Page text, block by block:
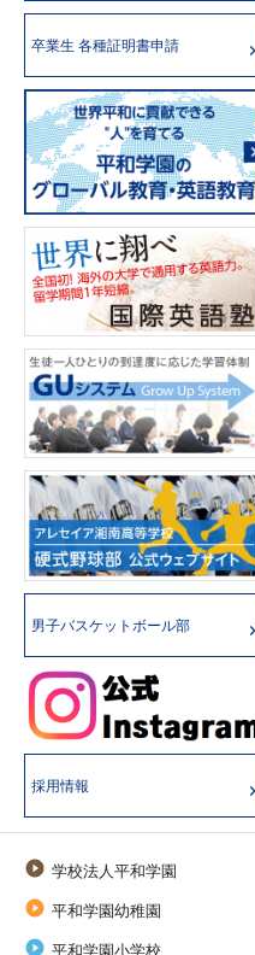
卒業生 各種証明書申請
男子バスケットボール部
採用情報
 学校法人平和学園
 平和学園幼稚園
 平和学園小学校